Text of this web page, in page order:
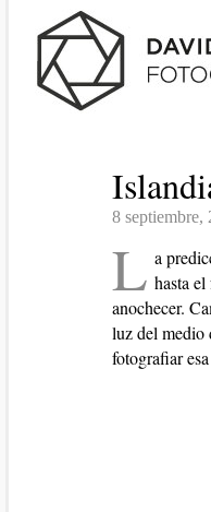
8 septiembre,
L a
hasta
anochecer.
luz del medio
fotografiar